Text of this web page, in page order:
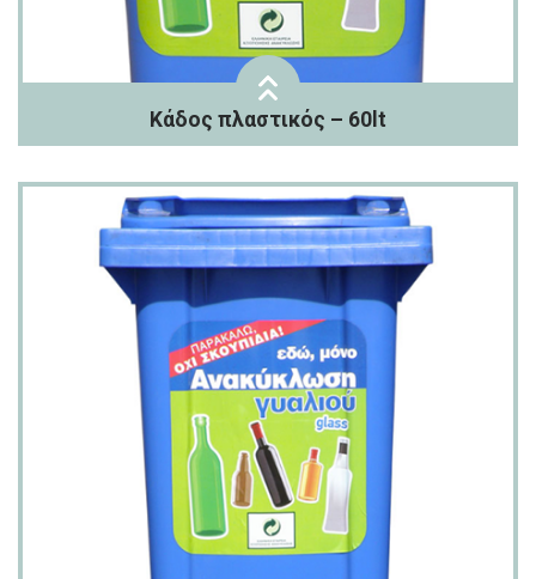
Κάδος πλαστικός – 60lt